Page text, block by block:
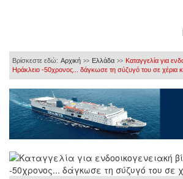
Βρίσκεστε εδώ: Αρχική >> Ελλάδα >> Καταγγελία για
Ηράκλειο -50χρονος... δάγκωσε τη σύζυγό του σε χέρια